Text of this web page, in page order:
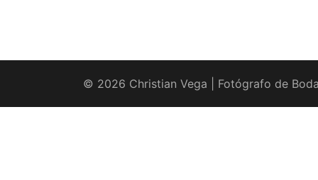
© 2026 Christian Vega | Fotógrafo de